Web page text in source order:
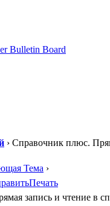
› Справочник плюс.
Тема ›
Печать
запись и чтение в